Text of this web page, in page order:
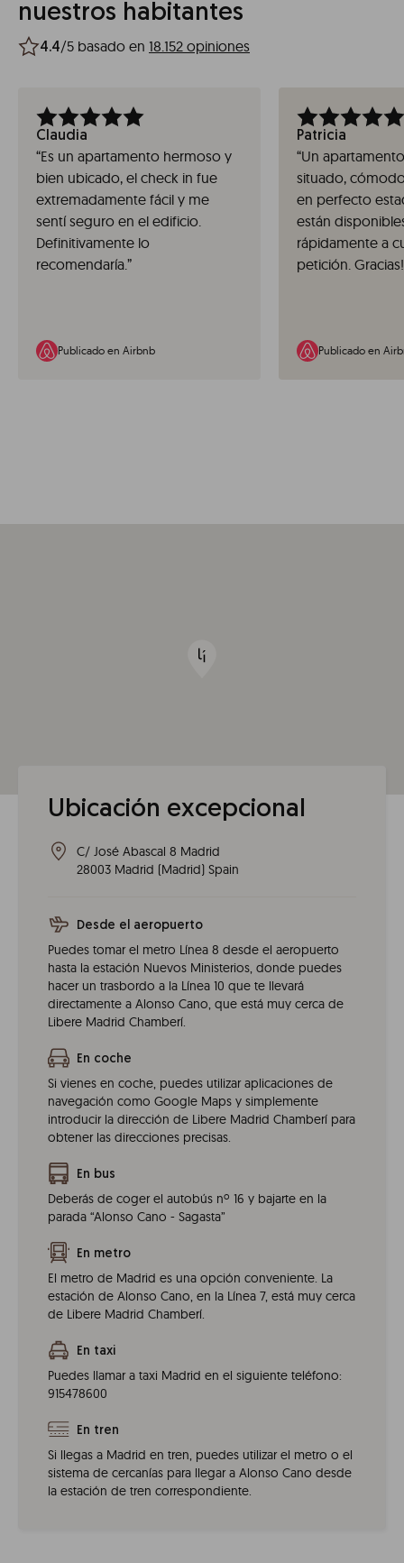
nuestros habitantes
4.4/5 basado en 18.152 opiniones
Claudia
“Es un apartamento hermoso y
bien ubicado, el check in fue
extremadamente fácil y me
sentí seguro en el edificio.
Definitivamente lo
recomendaría.”
Publicado en Airbnb
Patricia
“Un
situado,
en perfecto
están
rápidamente a
petición. Gracias!
Publicado en
Ubicación excepcional
C/ José Abascal 8 Madrid
28003 Madrid (Madrid) Spain
Desde el aeropuerto
Puedes tomar el metro Línea 8 desde el aeropuerto
hasta la estación Nuevos Ministerios, donde puedes
hacer un trasbordo a la Línea 10 que te llevará
directamente a Alonso Cano, que está muy cerca de
Libere Madrid Chamberí.
En coche
Si vienes en coche, puedes utilizar aplicaciones de
navegación como Google Maps y simplemente
introducir la dirección de Libere Madrid Chamberí para
obtener las direcciones precisas.
En bus
Deberás de coger el autobús nº 16 y bajarte en la
parada “Alonso Cano - Sagasta”
En metro
El metro de Madrid es una opción conveniente. La
estación de Alonso Cano, en la Línea 7, está muy cerca
de Libere Madrid Chamberí.
En taxi
Puedes llamar a taxi Madrid en el siguiente teléfono:
915478600
En tren
Si llegas a Madrid en tren, puedes utilizar el metro o el
sistema de cercanías para llegar a Alonso Cano desde
la estación de tren correspondiente.